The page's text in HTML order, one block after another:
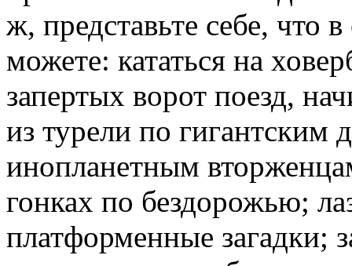
ж, представьте себе, что
можете: кататься на
запертых ворот поезд,
из турели по гигантским
инопланетным
гонках по бездорожью;
платформенные загадки;